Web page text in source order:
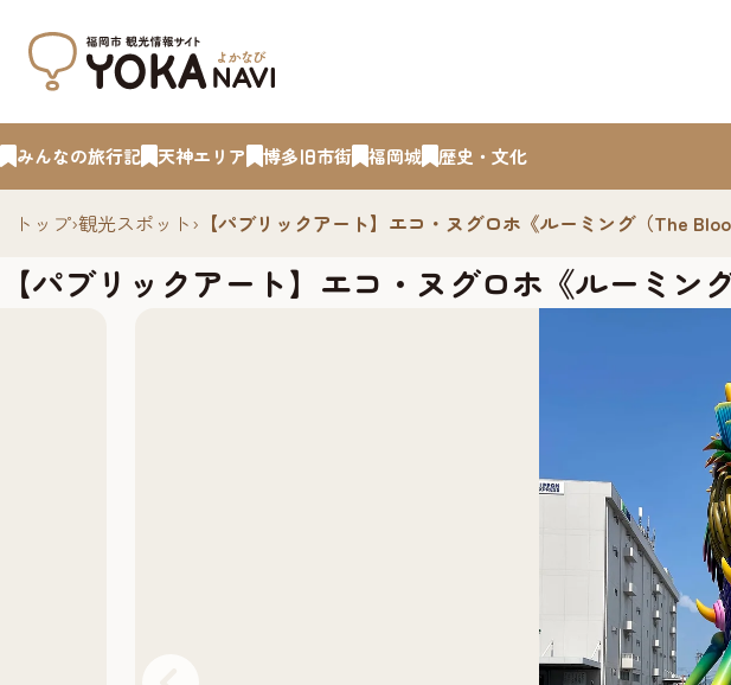
みんなの旅行記 天神エリア 博多旧市街 福岡城 歴史・文化
トップ›観光スポット› 【パブリックアート】エコ・ヌグロホ《ルーミング（The
【パブリックアート】エコ・ヌグロホ《ルーミン